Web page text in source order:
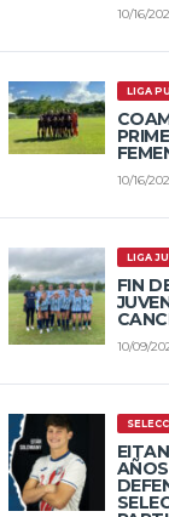
10/16/
LIGA
10/16/
LIGA
FIN
10/09/